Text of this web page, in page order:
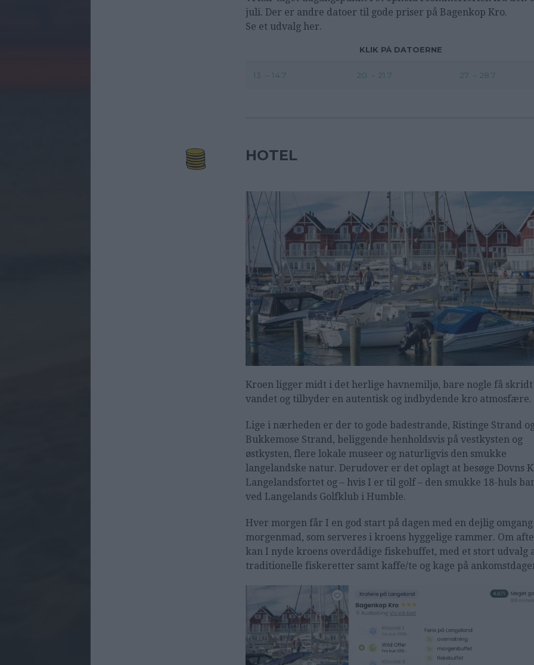
juli. Der er andre datoer til gode priser på Bagenkop Kro.
Se et udvalg her.
KLIK PÅ DATOERNE
13. – 14.7 20. – 21.7 27. – 28.7
HOTEL
Kroen ligger midt i det herlige havnemiljø, bare nogle få
vandet og tilbyder en autentisk og indbydende kro atmosfære.
Lige i nærheden er der to gode badestrande, Ristinge Strand
Bukkemose Strand, beliggende henholdsvis på vestkysten og
østkysten, flere lokale museer og naturligvis den smukke
langelandske natur. Derudover er det oplagt at besøge Dovns
Langelandsfortet og – hvis I er til golf – den smukke 18-huls
ved Langelands Golfklub i Humble.
Hver morgen får I en god start på dagen med en dejlig omgang
morgenmad, som serveres i kroens hyggelige rammer. Om
kan I nyde kroens overdådige fiskebuffet, med et stort udvalg
traditionelle fiskeretter samt kaffe/te og kage på